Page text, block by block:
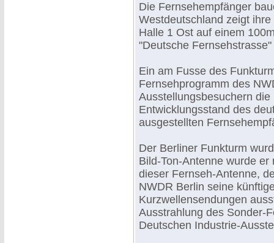
Die Fernsehempfänger
Westdeutschland zeigt
Halle 1 Ost auf einem
"Deutsche
Ein am Fusse des
Fernsehprogramm des
Ausstellungsbesuchern
Entwicklungsstand des
ausgestellten
Der Berliner Funkturm
Bild-Ton-Antenne wurde
dieser Fernseh-Antenne,
NWDR Berlin seine
Kurzwellensendungen
Ausstrahlung des Sonder-
Deutschen Industrie-